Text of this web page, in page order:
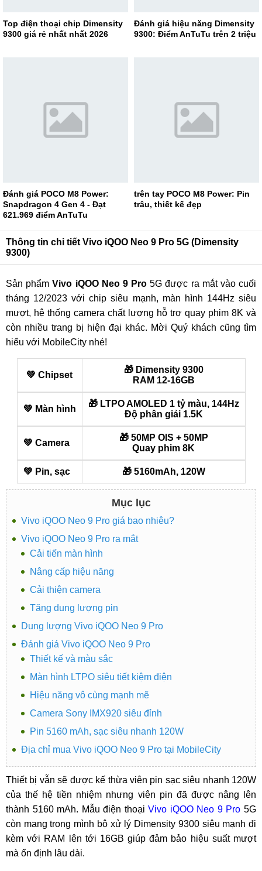
Top điện thoại chip Dimensity
9300 giá rẻ nhất nhất 2026
Đánh giá hiệu năng Dimensity
9300: Điểm AnTuTu trên 2 triệu
Đánh giá POCO M8 Power:
Snapdragon 4 Gen 4 - Đạt
621.969 điểm AnTuTu
trên tay POCO M8 Power: Pin
trâu, thiết kế đẹp
Thông tin chi tiết Vivo iQOO Neo 9 Pro 5G (Dimensity
9300)
Sản phẩmVivo iQOO Neo 9 Pro 5G được ra mắt vào cuối
tháng 12/2023 với chip siêu mạnh, màn hình 144Hz siêu
mượt, hệ thống camera chất lượng hỗ trợ quay phim 8K và
còn nhiều trang bị hiện đại khác. Mời Quý khách cũng tìm
hiểu với MobileCity nhé!
💚 Chipset
🎁 Dimensity 9300
RAM 12-16GB
💚 Màn hình
🎁 LTPO AMOLED 1 tỷ màu, 144Hz
Độ phân giải 1.5K
💚 Camera
🎁 50MP OIS + 50MP
Quay phim 8K
💚 Pin, sạc 🎁 5160mAh, 120W
Mục lục
Vivo iQOO Neo 9 Pro giá bao nhiêu?
Vivo iQOO Neo 9 Pro ra mắt
Cải tiến màn hình
Nâng cấp hiệu năng
Cải thiện camera
Tăng dung lượng pin
Dung lượng Vivo iQOO Neo 9 Pro
Đánh giá Vivo iQOO Neo 9 Pro
Thiết kế và màu sắc
Màn hình LTPO siêu tiết kiệm điện
Hiệu năng vô cùng mạnh mẽ
Camera Sony IMX920 siêu đỉnh
Pin 5160 mAh, sạc siêu nhanh 120W
Địa chỉ mua Vivo iQOO Neo 9 Pro tại MobileCity
Thiết bị vẫn sẽ được kế thừa viên pin sạc siêu nhanh 120W
của thế hệ tiền nhiệm nhưng viên pin đã được nâng lên
thành 5160 mAh. Mẫu điện thoạiVivo iQOO Neo 9 Pro 5G
còn mang trong mình bộ xử lý Dimensity 9300 siêu mạnh đi
kèm với RAM lên tới 16GB giúp đảm bảo hiệu suất mượt
mà ổn định lâu dài.